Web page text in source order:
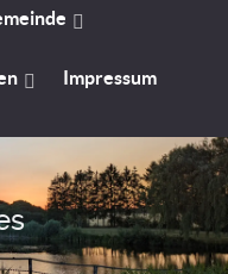
Impressum